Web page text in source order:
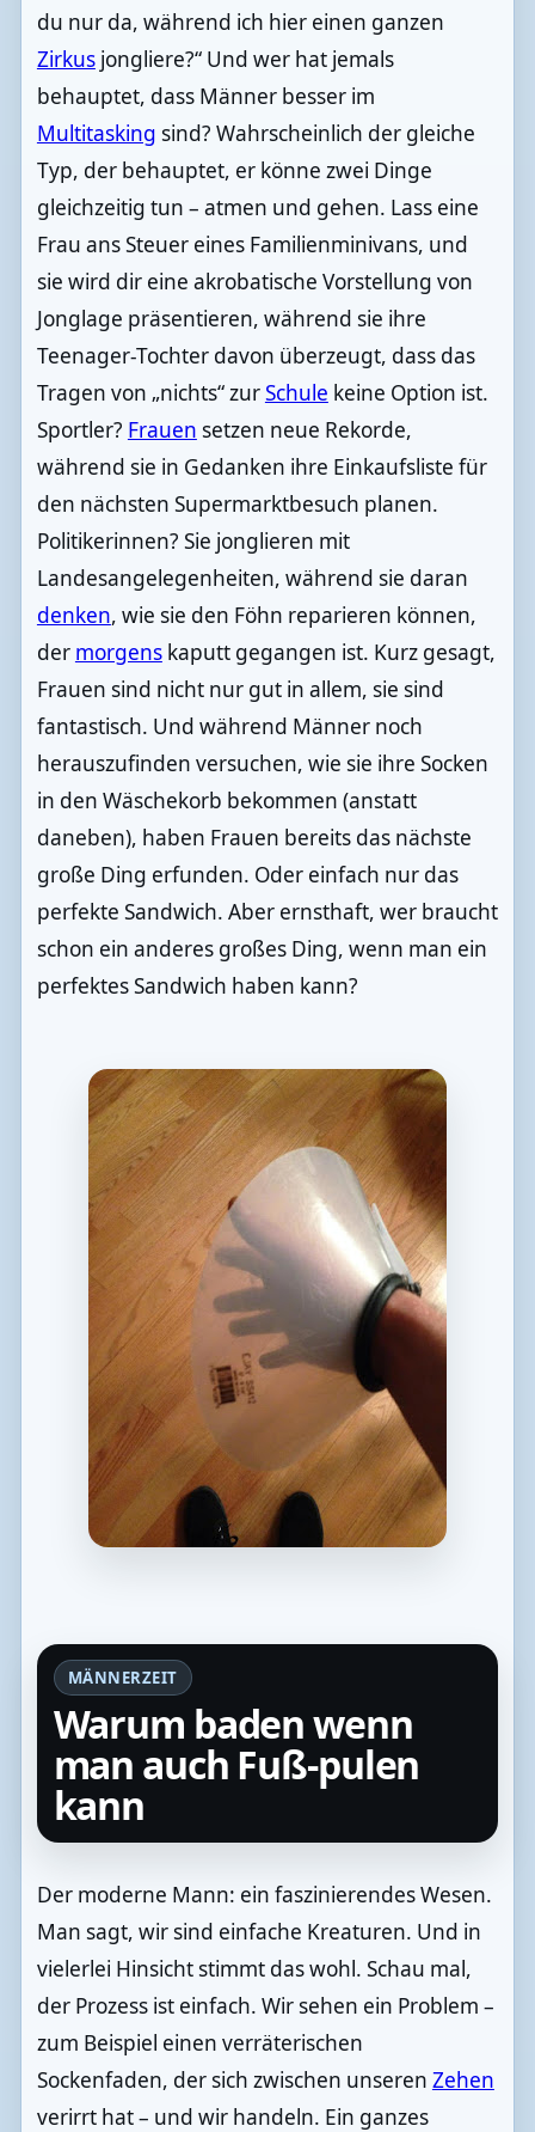
du nur da, während ich hier einen ganzen
Zirkusjongliere?“ Und wer hat jemals
behauptet, dass Männer besser im
Multitasking sind? Wahrscheinlich der gleiche
Typ, der behauptet, er könne zwei Dinge
gleichzeitig tun – atmen und gehen. Lass eine
Frau ans Steuer eines Familienminivans, und
sie wird dir eine akrobatische Vorstellung von
Jonglage präsentieren, während sie ihre
Teenager-Tochter davon überzeugt, dass das
Tragen von „nichts“ zurSchule keine Option ist.
Sportler? Frauen setzen neue Rekorde,
während sie in Gedanken ihre Einkaufsliste für
den nächsten Supermarktbesuch planen.
Politikerinnen? Sie jonglieren mit
Landesangelegenheiten, während sie daran
denken, wie sie den Föhn reparieren können,
der morgenskaputt gegangen ist. Kurz gesagt,
Frauen sind nicht nur gut in allem, sie sind
fantastisch. Und während Männer noch
herauszufinden versuchen, wie sie ihre Socken
in den Wäschekorb bekommen (anstatt
daneben), haben Frauen bereits das nächste
große Ding erfunden. Oder einfach nur das
perfekte Sandwich. Aber ernsthaft, wer braucht
schon ein anderes großes Ding, wenn man ein
perfektes Sandwich haben kann?
MÄNNERZEIT
Warum baden wenn
man auch Fuß-pulen
kann
Der moderne Mann: ein faszinierendes Wesen.
Man sagt, wir sind einfache Kreaturen. Und in
vielerlei Hinsicht stimmt das wohl. Schau mal,
der Prozess ist einfach. Wir sehen ein Problem –
zum Beispiel einen verräterischen
Sockenfaden, der sich zwischen unseren Zehen
verirrt hat – und wir handeln. Ein ganzes